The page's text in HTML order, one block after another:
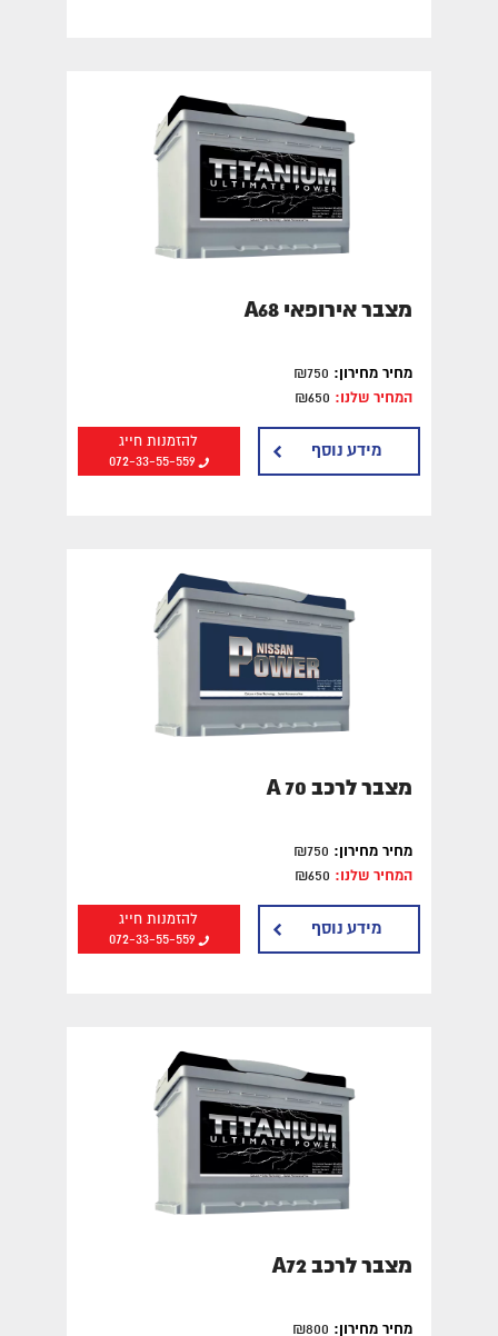
מצבר אירופאי A68
מחיר מחירון:
המחיר שלנו:
להזמנות חייג
072-33-55-559
מידע נוסף
מצבר לרכב A 70
מחיר מחירון:
המחיר שלנו:
להזמנות חייג
072-33-55-559
מידע נוסף
מצבר לרכב A72
מחיר מחירון: